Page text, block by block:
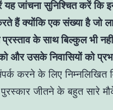
यह जांचना सुनिश्चित करें
हैं क्योंकि एक संख्या है जो
के साथ बिल्कुल भी
उसके निवासियों को
करने के लिए निम्नलिखित
जीतने के बहुत सारे